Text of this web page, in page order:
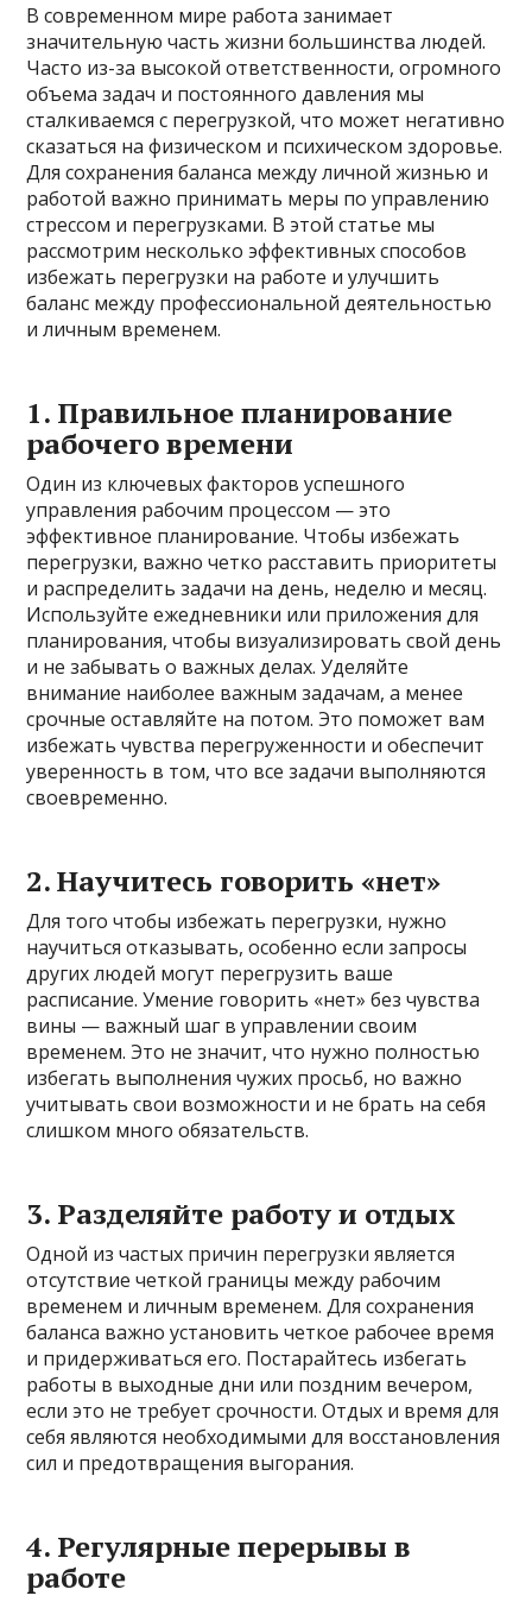
В современном мире работа занимает
значительную часть жизни большинства людей.
Часто из-за высокой ответственности, огромного
объема задач и постоянного давления мы
сталкиваемся с перегрузкой, что может негативно
сказаться на физическом и психическом здоровье.
Для сохранения баланса между личной жизнью и
работой важно принимать меры по управлению
стрессом и перегрузками. В этой статье мы
рассмотрим несколько эффективных способов
избежать перегрузки на работе и улучшить
баланс между профессиональной деятельностью
и личным временем.
1. Правильное планирование
рабочего времени
Один из ключевых факторов успешного
управления рабочим процессом — это
эффективное планирование. Чтобы избежать
перегрузки, важно четко расставить приоритеты
и распределить задачи на день, неделю и месяц.
Используйте ежедневники или приложения для
планирования, чтобы визуализировать свой день
и не забывать о важных делах. Уделяйте
внимание наиболее важным задачам, а менее
срочные оставляйте на потом. Это поможет вам
избежать чувства перегруженности и обеспечит
уверенность в том, что все задачи выполняются
своевременно.
2.Научитесь говорить «нет»
Для того чтобы избежать перегрузки, нужно
научиться отказывать, особенно если запросы
других людей могут перегрузить ваше
расписание. Умение говорить «нет» без чувства
вины — важный шаг в управлении своим
временем. Это не значит, что нужно полностью
избегать выполнения чужих просьб, но важно
учитывать свои возможности и не брать на себя
слишком много обязательств.
3. Разделяйте работу и отдых
Одной из частых причин перегрузки является
отсутствие четкой границы между рабочим
временем и личным временем. Для сохранения
баланса важно установить четкое рабочее время
и придерживаться его. Постарайтесь избегать
работы в выходные дни или поздним вечером,
если это не требует срочности. Отдых и время для
себя являются необходимыми для восстановления
сил и предотвращения выгорания.
4. Регулярные перерывы в
работе